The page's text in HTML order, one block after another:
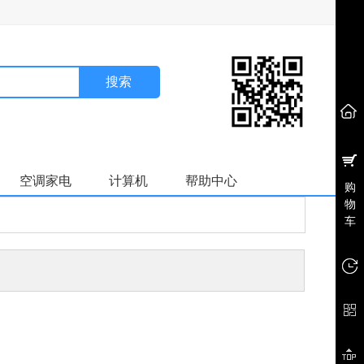
搜索
空调家电 计算机 帮助中心
购
物
车